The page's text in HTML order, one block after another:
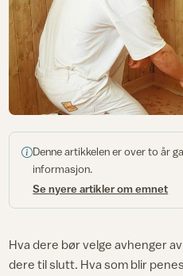
Denne artikkelen er over to år
informasjon.
Se nyere artikler om emnet
Hva dere bør velge avhenger
dere til slutt. Hva som blir